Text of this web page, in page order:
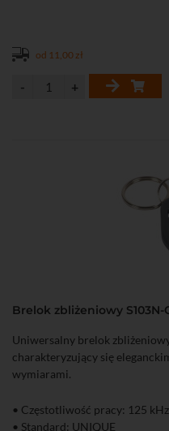
od 11,00 zł
Brelok zbliżeniowy S103N-
Uniwersalny brelok
charakteryzujący się
wymiarami.
• Częstotliwość pracy: 125 kHz
• Standard: UNIQUE